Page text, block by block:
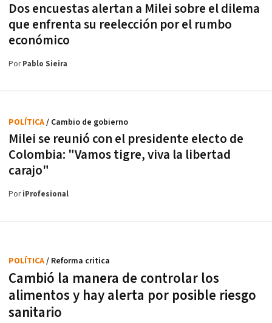
Dos encuestas alertan a Milei sobre el dilema
que enfrenta su reelección por el rumbo
económico
PorPablo Sieira
Milei se reunió con el presidente electo de
Colombia: "Vamos tigre, viva la libertad
carajo"
POLÍTICA/ Cambio de gobierno
PoriProfesional
Cambió la manera de controlar los
alimentos y hay alerta por posible riesgo
sanitario
POLÍTICA/ Reforma critica